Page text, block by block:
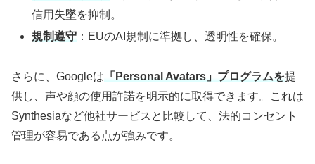
信用失墜を抑制。
規制遵守 ：EUのAI規制に準拠し、透明性を確保。
さらに、Googleは 「Personal Avatars」プログラムを提
供し、声や顔の使用許諾を明示的に取得できます。これは
Synthesiaなど他社サービスと比較して、法的コンセント
管理が容易である点が強みです。